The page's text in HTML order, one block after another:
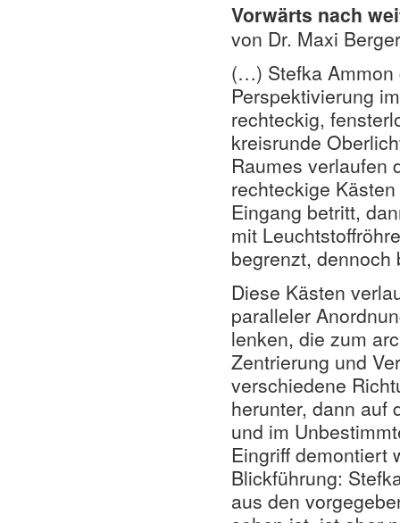
Vorwärts nach
von Dr. Maxi
(…) Stefka Ammon
Perspektivierung
rechteckig,
kreisrunde
Raumes verlaufen
rechteckige
Eingang betritt,
mit
begrenzt,
Diese Kästen
paralleler
lenken, die zum
Zentrierung und
verschiedene
herunter, dann auf
und im
Eingriff demontiert
Blickführung:
aus den